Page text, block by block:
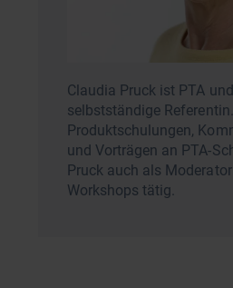
Claudia Pruck ist PTA
selbstständige
Produktschulungen,
und Vorträgen an PTA-
Pruck auch als
Workshops tätig.